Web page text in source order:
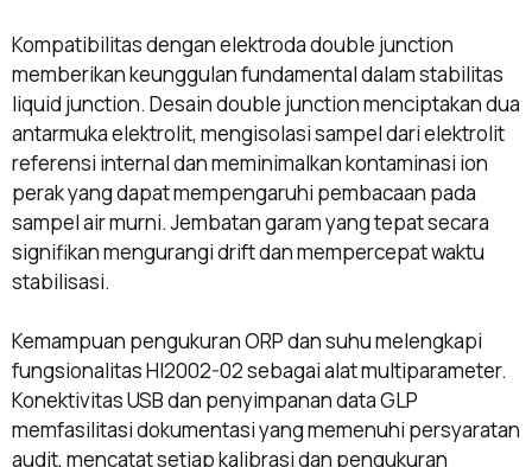
Kompatibilitas dengan elektroda double junction
memberikan keunggulan fundamental dalam stabilitas
liquid junction. Desain double junction menciptakan dua
antarmuka elektrolit, mengisolasi sampel dari elektrolit
referensi internal dan meminimalkan kontaminasi ion
perak yang dapat mempengaruhi pembacaan pada
sampel air murni. Jembatan garam yang tepat secara
signifikan mengurangi drift dan mempercepat waktu
stabilisasi.
Kemampuan pengukuran ORP dan suhu melengkapi
fungsionalitas HI2002-02 sebagai alat multiparameter.
Konektivitas USB dan penyimpanan data GLP
memfasilitasi dokumentasi yang memenuhi persyaratan
audit, mencatat setiap kalibrasi dan pengukuran